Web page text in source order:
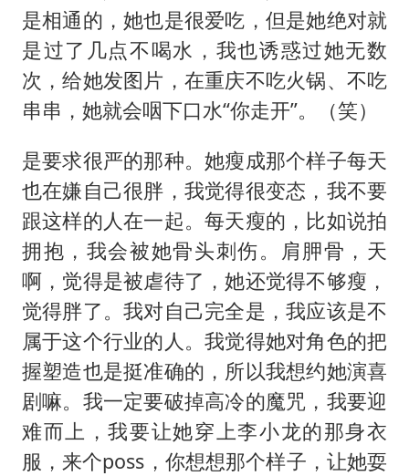
是相通的，她也是很爱吃，但是她绝对就
是过了几点不喝水，我也诱惑过她无数
次，给她发图片，在重庆不吃火锅、不吃
串串，她就会咽下口水“你走开”。（笑）
是要求很严的那种。她瘦成那个样子每天
也在嫌自己很胖，我觉得很变态，我不要
跟这样的人在一起。每天瘦的，比如说拍
拥抱，我会被她骨头刺伤。肩胛骨，天
啊，觉得是被虐待了，她还觉得不够瘦，
觉得胖了。我对自己完全是，我应该是不
属于这个行业的人。我觉得她对角色的把
握塑造也是挺准确的，所以我想约她演喜
剧嘛。我一定要破掉高冷的魔咒，我要迎
难而上，我要让她穿上李小龙的那身衣
服，来个poss，你想想那个样子，让她耍